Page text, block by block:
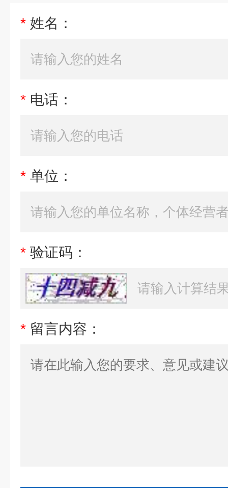
* 姓名：
* 电话：
* 单位：
* 验证码：
* 留言内容：